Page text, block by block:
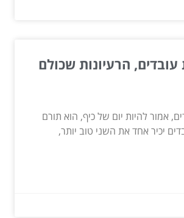
עובדים, הרעיונות שכולם
אמור להיות יום של כיף, הוא תורם
יכיר אחד את השני טוב יותר,